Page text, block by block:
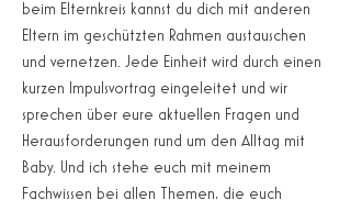
beim Elternkreis kannst du dich mit anderen
Eltern im geschützten Rahmen austauschen
und vernetzen. Jede Einheit wird durch einen
kurzen Impulsvortrag eingeleitet und wir
sprechen über eure aktuellen Fragen und
Herausforderungen rund um den Alltag mit
Baby. Und ich stehe euch mit meinem
Fachwissen bei allen Themen, die euch